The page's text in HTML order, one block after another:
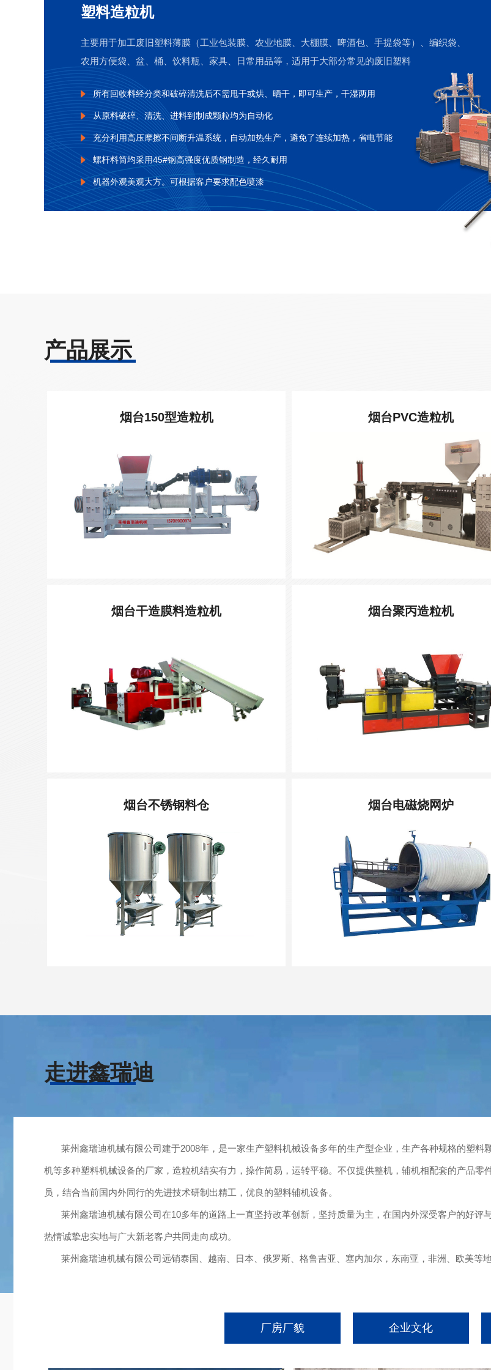
塑料造粒机
主要用于加工废旧塑料薄膜（工业包装膜、农业地膜、大棚膜、啤酒包、手提袋等）、编织袋、
农用方便袋、盆、桶、饮料瓶、家具、日常用品等，适用于大部分常见的废旧塑料
所有回收料经分类和破碎清洗后不需甩干或烘、晒干，即可生产，干湿两用
从原料破碎、清洗、进料到制成颗粒均为自动化
充分利用高压摩擦不间断升温系统，自动加热生产，避免了连续加热，省电节能
螺杆料筒均采用45#钢高强度优质钢制造，经久耐用
机器外观美观大方。可根据客户要求配色喷漆
产品展示
烟台150型造粒机 烟台PVC造粒机
烟台干造膜料造粒机 烟台聚丙造粒机
烟台不锈钢料仓 烟台电磁烧网炉
走进鑫瑞迪
莱州鑫瑞迪机械有限公司建于2008年，是一家生产塑料机械设备多年的生产型企业，生产各种规格的塑料
机等多种塑料机械设备的厂家，造粒机结实有力，操作简易，运转平稳。不仅提供整机，辅机相配套的产品
员，结合当前国内外同行的先进技术研制出精工，优良的塑料辅机设备。
莱州鑫瑞迪机械有限公司在10多年的道路上一直坚持改革创新，坚持质量为主，在国内外深受客户的好评
热情诚挚忠实地与广大新老客户共同走向成功。
莱州鑫瑞迪机械有限公司远销泰国、越南、日本、俄罗斯、格鲁吉亚、塞内加尔，东南亚，非洲、欧美等地
厂房厂貌 企业文化